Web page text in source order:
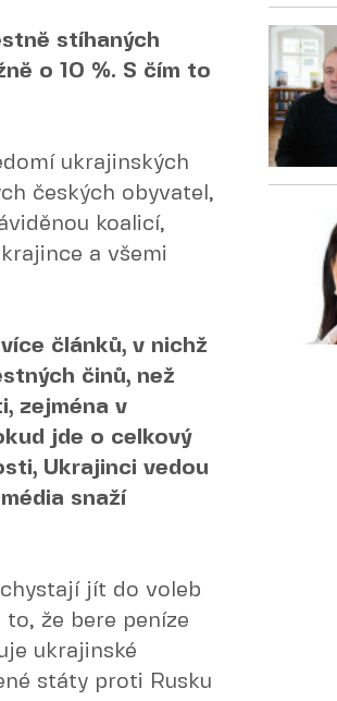
stíhaných
o 10 %. S čím to
ukrajinských
českých obyvatel,
koalicí,
a všemi
článků, v nichž
činů, než
zejména v
jde o celkový
Ukrajinci vedou
snaží
jít do voleb
že bere peníze
ukrajinské
státy proti Rusku